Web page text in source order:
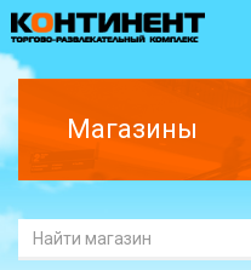
Магазины